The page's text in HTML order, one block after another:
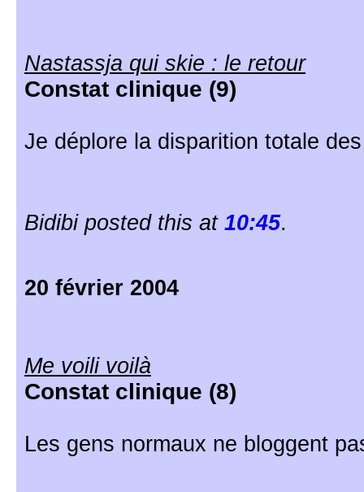
Nastassja qui skie : le retour
Constat clinique (9)
Je déplore la disparition totale
Bidibi posted this at 10:45.
20 février 2004
Me voili voilà
Constat clinique (8)
Les gens normaux ne bloggent